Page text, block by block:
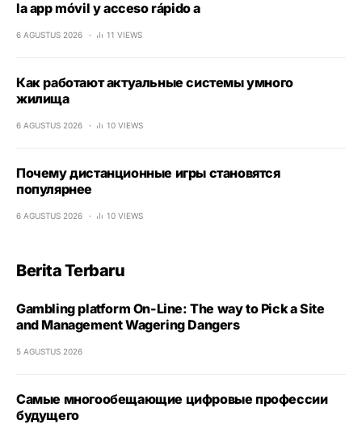
la app móvil y acceso rápido a
6 AGUSTUS 2026 11 VIEWS
Как работают актуальные системы умного
жилища
6 AGUSTUS 2026 10 VIEWS
Почему дистанционные игры становятся
популярнее
6 AGUSTUS 2026 10 VIEWS
Berita Terbaru
Gambling platform On-Line: The way to Pick a Site
and Management Wagering Dangers
5 AGUSTUS 2026
Самые многообещающие цифровые профессии
будущего